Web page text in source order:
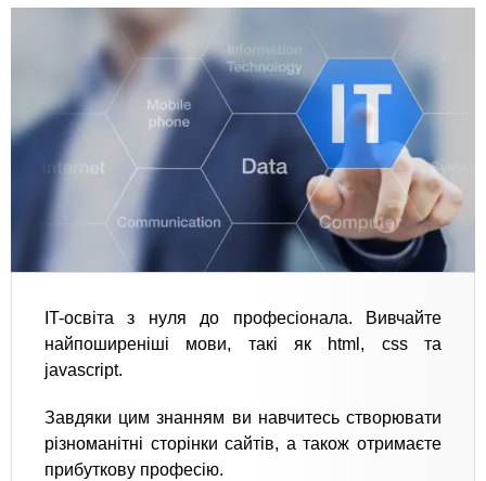
IT-освіта з нуля до професіонала. Вивчайте
найпоширеніші мови, такі як html, css та
javascript.
Завдяки цим знанням ви навчитесь створювати
різноманітні сторінки сайтів, а також отримаєте
прибуткову професію.